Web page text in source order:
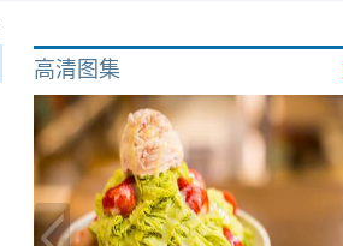
高清图集